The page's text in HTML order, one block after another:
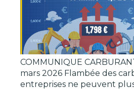
COMMUNIQUE
mars 2026 Flambée des
entreprises ne peuvent